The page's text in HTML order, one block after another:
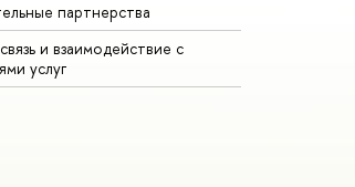
партнерства
и взаимодействие с
услу